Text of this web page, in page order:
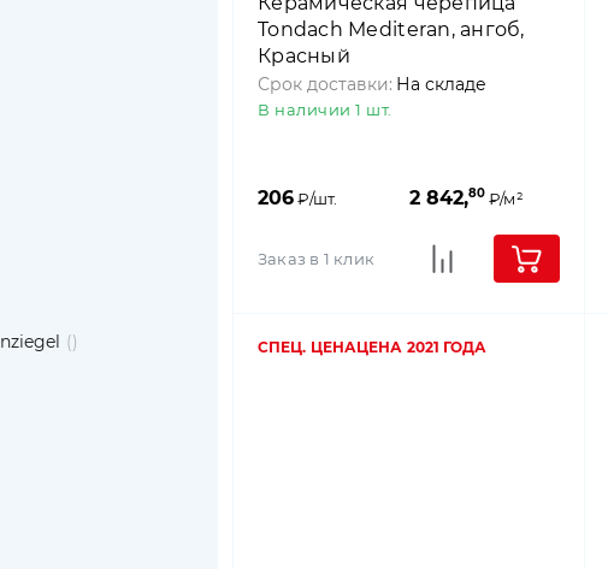
Tondach Mediteran, ангоб,
Красный
Срок доставки: На складе
В наличии 1 шт.
206₽/шт. 2 842,80₽/м²
Заказ в 1 клик
СПЕЦ. ЦЕНАЦЕНА 2021 ГОДА